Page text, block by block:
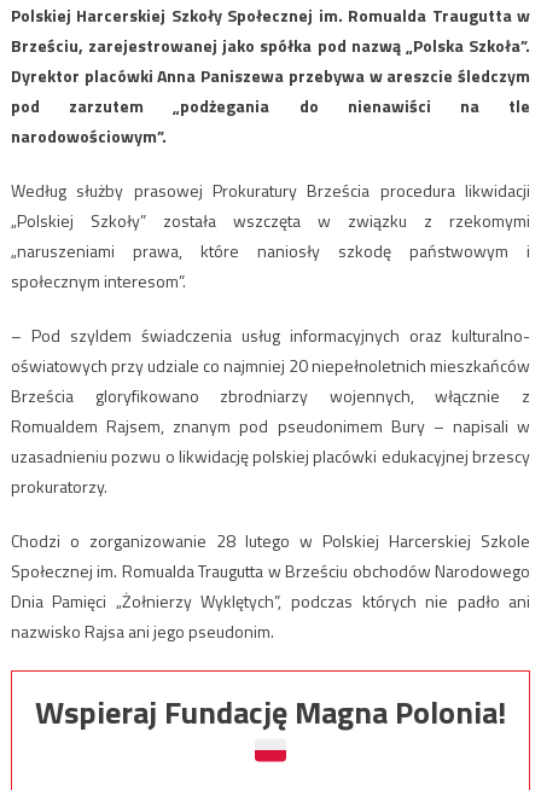
Polskiej Harcerskiej Szkoły Społecznej im. Romualda Traugutta w
Brześciu, zarejestrowanej jako spółka pod nazwą „Polska Szkoła”.
Dyrektor placówki Anna Paniszewa przebywa w areszcie śledczym
pod zarzutem „podżegania do nienawiści na tle
narodowościowym”.
Według służby prasowej Prokuratury Brześcia procedura likwidacji
„Polskiej Szkoły” została wszczęta w związku z rzekomymi
„naruszeniami prawa, które naniosły szkodę państwowym i
społecznym interesom”.
– Pod szyldem świadczenia usług informacyjnych oraz kulturalno-
oświatowych przy udziale co najmniej 20 niepełnoletnich mieszkańców
Brześcia gloryfikowano zbrodniarzy wojennych, włącznie z
Romualdem Rajsem, znanym pod pseudonimem Bury – napisali w
uzasadnieniu pozwu o likwidację polskiej placówki edukacyjnej brzescy
prokuratorzy.
Chodzi o zorganizowanie 28 lutego w Polskiej Harcerskiej Szkole
Społecznej im. Romualda Traugutta w Brześciu obchodów Narodowego
Dnia Pamięci „Żołnierzy Wyklętych”, podczas których nie padło ani
nazwisko Rajsa ani jego pseudonim.
Wspieraj Fundację Magna Polonia!